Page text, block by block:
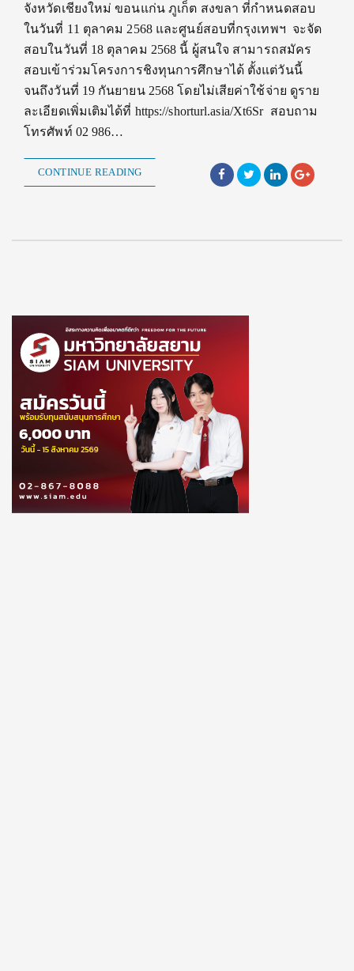
จังหวัดเชียงใหม่ ขอนแก่น ภูเก็ต สงขลา ที่กำหนดสอบ
ในวันที่ 11 ตุลาคม 2568 และศูนย์สอบที่กรุงเทพฯ จะจัด
สอบในวันที่ 18 ตุลาคม 2568 นี้ ผู้สนใจ สามารถสมัคร
สอบเข้าร่วมโครงการชิงทุนการศึกษาได้ ตั้งแต่วันนี้
จนถึงวันที่ 19 กันยายน 2568 โดยไม่เสียค่าใช้จ่าย ดูราย
ละเอียดเพิ่มเติมได้ที่ https://shorturl.asia/Xt6Sr สอบถาม
โทรศัพท์ 02 986…
CONTINUE READING